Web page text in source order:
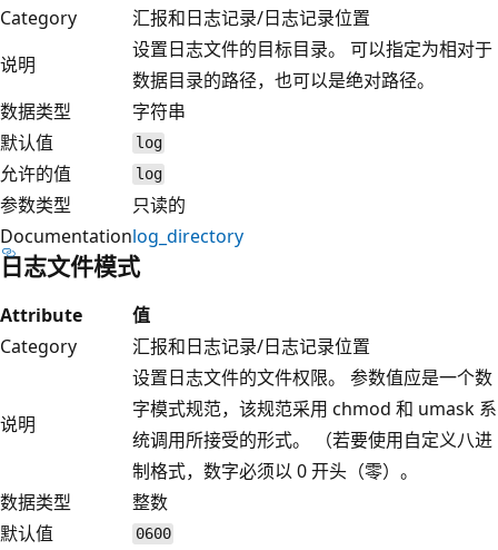
Category
汇报和日志记录/日志记录位置
说明
设置日志文件的目标目录。 可以指定为相对于
数据目录的路径，也可以是绝对路径。
数据类型
字符串
默认值
log
允许的值 log
参数类型
只读的
Documentationlog_directory
日志文件模式
Attribute
值
Category
汇报和日志记录/日志记录位置
说明
设置日志文件的文件权限。 参数值应是一个数
字模式规范，该规范采用 chmod 和 umask 系
统调用所接受的形式。 （若要使用自定义八进
制格式，数字必须以 0 开头（零）。
数据类型
整数
默认值
0600